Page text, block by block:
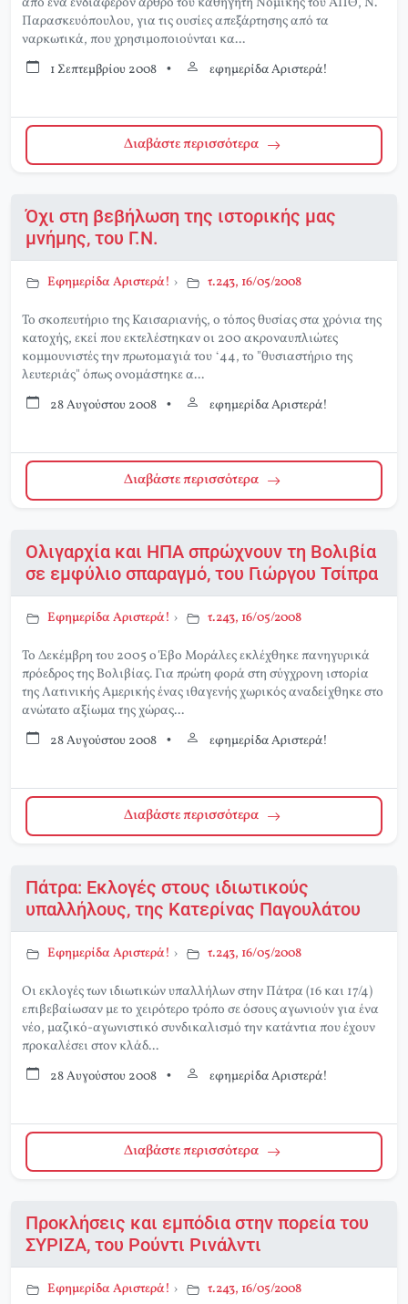
Παρασκευόπουλου, για τις ουσίες απεξάρτησης από τα
ναρκωτικά, που χρησιμοποιούνται κα...
1 Σεπτεμβρίου 2008 • εφημερίδα Αριστερά!
Διαβάστε περισσότερα
Όχι στη βεβήλωση της ιστορικής μας
μνήμης, του Γ.Ν.
Εφημερίδα Αριστερά! › τ.243, 16/05/2008
Το σκοπευτήριο της Καισαριανής, ο τόπος θυσίας στα χρόνια της
κατοχής, εκεί που εκτελέστηκαν οι 200 ακροναυπλιώτες
κομμουνιστές την πρωτομαγιά του ‘44, το "θυσιαστήριο της
λευτεριάς" όπως ονομάστηκε α...
28 Αυγούστου 2008 • εφημερίδα Αριστερά!
Διαβάστε περισσότερα
Ολιγαρχία και ΗΠΑ σπρώχνουν τη Βολιβία
σε εμφύλιο σπαραγμό, του Γιώργου Τσίπρα
Εφημερίδα Αριστερά! › τ.243, 16/05/2008
Το Δεκέμβρη του 2005 ο Έβο Μοράλες εκλέχθηκε πανηγυρικά
πρόεδρος της Βολιβίας. Για πρώτη φορά στη σύγχρονη ιστορία
της Λατινικής Αμερικής ένας ιθαγενής χωρικός αναδείχθηκε στο
ανώτατο αξίωμα της χώρας...
28 Αυγούστου 2008 • εφημερίδα Αριστερά!
Διαβάστε περισσότερα
Πάτρα: Εκλογές στους ιδιωτικούς
υπαλλήλους, της Κατερίνας Παγουλάτου
Εφημερίδα Αριστερά! › τ.243, 16/05/2008
Οι εκλογές των ιδιωτικών υπαλλήλων στην Πάτρα (16 και 17/4)
επιβεβαίωσαν με το χειρότερο τρόπο σε όσους αγωνιούν για ένα
νέο, μαζικό-αγωνιστικό συνδικαλισμό την κατάντια που έχουν
προκαλέσει στον κλάδ...
28 Αυγούστου 2008 • εφημερίδα Αριστερά!
Διαβάστε περισσότερα
Προκλήσεις και εμπόδια στην πορεία του
ΣΥΡΙΖΑ, του Ρούντι Ρινάλντι
Εφημερίδα Αριστερά! › τ.243, 16/05/2008